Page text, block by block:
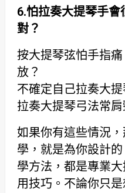
6.怕拉奏大提琴手會
對？
按大提琴弦怕手指
放？
不確定自己拉奏大
拉奏大提琴弓法常肩
如果你有這些情況
學，就是為你設計
學方法，都是專業
用技巧。不論你只